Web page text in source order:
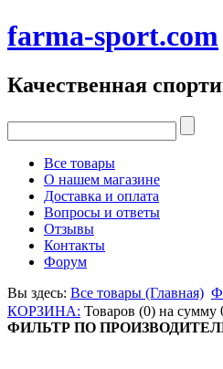
farma-sport.com
Качественная
Все товары
О нашем магазине
Доставка и оплата
Вопросы и ответы
Отзывы
Контакты
Форум
Вы здесь: Все товары (Главная)
КОРЗИНА: Товаров (0) на сумму
ФИЛЬТР ПО